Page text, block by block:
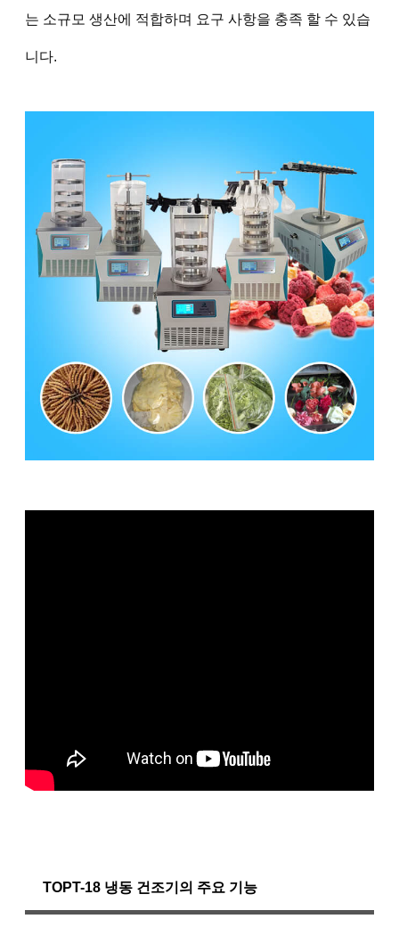
는 소규모 생산에 적합하며 요구 사항을 충족 할 수 있습
니다.
TOPT-18 냉동 건조기의 주요 기능